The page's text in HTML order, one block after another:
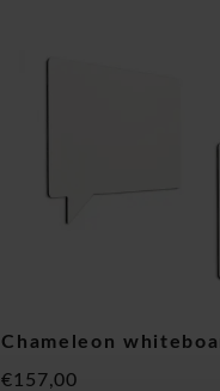
Chameleon
€157,00